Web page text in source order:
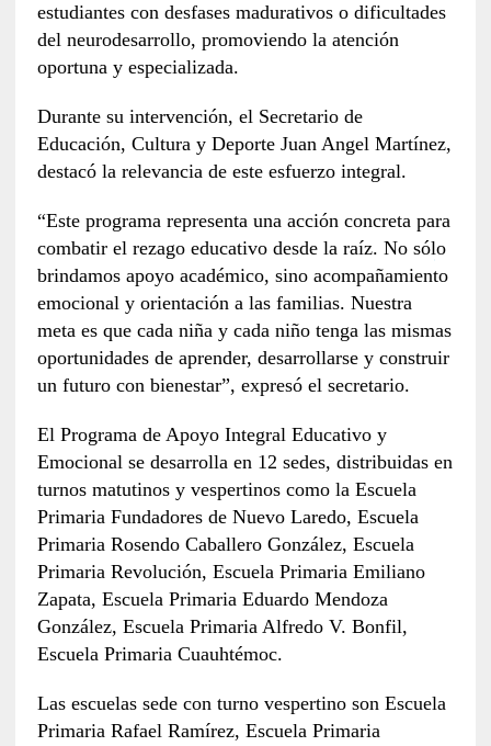
estudiantes con desfases madurativos o dificultades
del neurodesarrollo, promoviendo la atención
oportuna y especializada.
Durante su intervención, el Secretario de
Educación, Cultura y Deporte Juan Angel Martínez,
destacó la relevancia de este esfuerzo integral.
“Este programa representa una acción concreta para
combatir el rezago educativo desde la raíz. No sólo
brindamos apoyo académico, sino acompañamiento
emocional y orientación a las familias. Nuestra
meta es que cada niña y cada niño tenga las mismas
oportunidades de aprender, desarrollarse y construir
un futuro con bienestar”, expresó el secretario.
El Programa de Apoyo Integral Educativo y
Emocional se desarrolla en 12 sedes, distribuidas en
turnos matutinos y vespertinos como la Escuela
Primaria Fundadores de Nuevo Laredo, Escuela
Primaria Rosendo Caballero González, Escuela
Primaria Revolución, Escuela Primaria Emiliano
Zapata, Escuela Primaria Eduardo Mendoza
González, Escuela Primaria Alfredo V. Bonfil,
Escuela Primaria Cuauhtémoc.
Las escuelas sede con turno vespertino son Escuela
Primaria Rafael Ramírez, Escuela Primaria